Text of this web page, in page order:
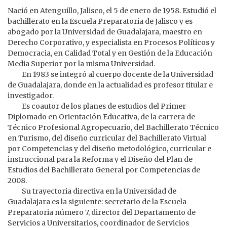
Nació en Atenguillo, Jalisco, el 5 de enero de 1958. Estudió el
bachillerato en la Escuela Preparatoria de Jalisco y es
abogado por la Universidad de Guadalajara, maestro en
Derecho Corporativo, y especialista en Procesos Políticos y
Democracia, en Calidad Total y en Gestión de la Educación
Media Superior por la misma Universidad.
En 1983 se integró al cuerpo docente de la Universidad
de Guadalajara, donde en la actualidad es profesor titular e
investigador.
Es coautor de los planes de estudios del Primer
Diplomado en Orientación Educativa, de la carrera de
Técnico Profesional Agropecuario, del Bachillerato Técnico
en Turismo, del diseño curricular del Bachillerato Virtual
por Competencias y del diseño metodológico, curricular e
instruccional para la Reforma y el Diseño del Plan de
Estudios del Bachillerato General por Competencias de
2008.
Su trayectoria directiva en la Universidad de
Guadalajara es la siguiente: secretario de la Escuela
Preparatoria número 7, director del Departamento de
Servicios a Universitarios, coordinador de Servicios